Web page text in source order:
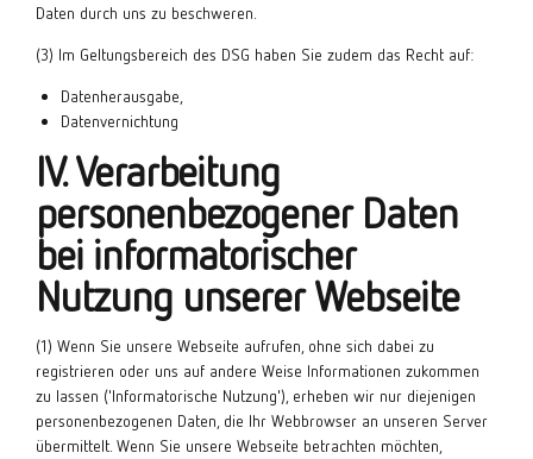
Daten durch uns zu beschweren.
(3) Im Geltungsbereich des DSG haben Sie zudem das Recht auf:
Datenherausgabe,
Datenvernichtung
IV. Verarbeitung
personenbezogener Daten
bei informatorischer
Nutzung unserer Webseite
(1) Wenn Sie unsere Webseite aufrufen, ohne sich dabei zu
registrieren oder uns auf andere Weise Informationen zukommen
zu lassen ('Informatorische Nutzung'), erheben wir nur diejenigen
personenbezogenen Daten, die Ihr Webbrowser an unseren Server
übermittelt. Wenn Sie unsere Webseite betrachten möchten,